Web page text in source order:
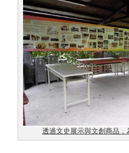
透過文史展示與文創商品，